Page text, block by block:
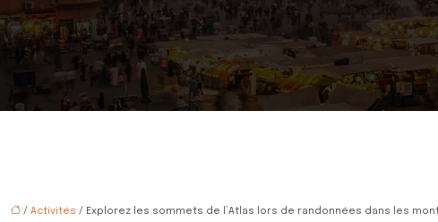
/ Activités / Explorez les sommets de l’Atlas lors de randonnées dans les